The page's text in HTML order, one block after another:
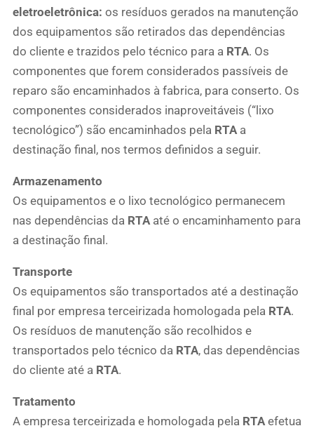
eletroeletrônica: os resíduos gerados na manutenção
dos equipamentos são retirados das dependências
do cliente e trazidos pelo técnico para a RTA. Os
componentes que forem considerados passíveis de
reparo são encaminhados à fabrica, para conserto. Os
componentes considerados inaproveitáveis (“lixo
tecnológico”) são encaminhados pela RTAa
destinação final, nos termos definidos a seguir.
Armazenamento
Os equipamentos e o lixo tecnológico permanecem
nas dependências da RTAaté o encaminhamento para
a destinação final.
Transporte
Os equipamentos são transportados até a destinação
final por empresa terceirizada homologada pela RTA.
Os resíduos de manutenção são recolhidos e
transportados pelo técnico da RTA, das dependências
do cliente até a RTA.
Tratamento
A empresa terceirizada e homologada pela RTAefetua